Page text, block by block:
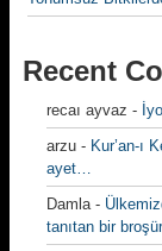
Recent
recaı ayvaz -
arzu - Kur’an-ı
ayet…
Damla-
tanıtan bir